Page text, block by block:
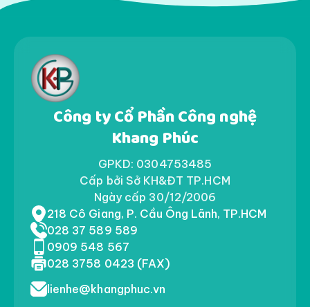
Công ty Cổ Phần Công nghệ
Khang Phúc
GPKD: 0304753485
Cấp bởi Sở KH&ĐT TP.HCM
Ngày cấp 30/12/2006
218 Cô Giang, P. Cầu Ông Lãnh, TP.HCM
028 37 589 589
0909 548 567
028 3758 0423 (FAX)
lienhe@khangphuc.vn